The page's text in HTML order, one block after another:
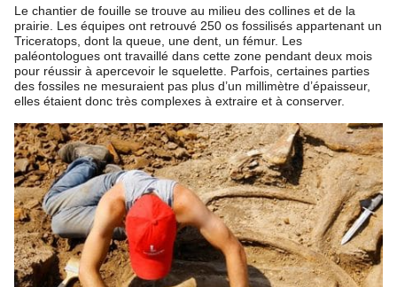
Le chantier de fouille se trouve au milieu des collines et de la
prairie. Les équipes ont retrouvé 250 os fossilisés appartenant un
Triceratops, dont la queue, une dent, un fémur. Les
paléontologues ont travaillé dans cette zone pendant deux mois
pour réussir à apercevoir le squelette. Parfois, certaines parties
des fossiles ne mesuraient pas plus d’un millimètre d’épaisseur,
elles étaient donc très complexes à extraire et à conserver.